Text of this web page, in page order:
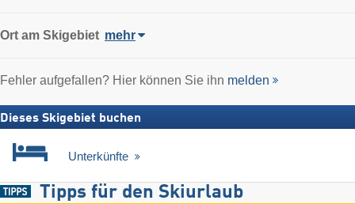
Ort am Skigebiet mehr
Fehler aufgefallen? Hier können Sie ihn melden
Dieses Skigebiet buchen
Unterkünfte
Tipps für den Skiurlaub